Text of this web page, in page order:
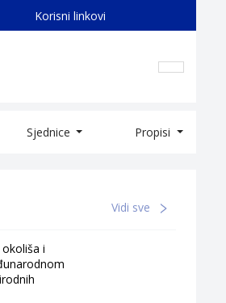
Korisni linkovi
Sjednice Propisi
Vidi sve
i